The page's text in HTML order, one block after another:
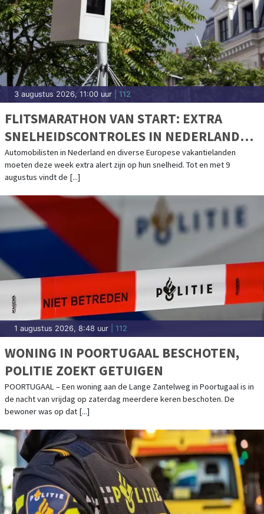
3 augustus 2026, 11:00 uur | 112
FLITSMARATHON VAN START: EXTRA
SNELHEIDSCONTROLES IN NEDERLAND
EN POPULAIRE VAKANTIELANDEN
Automobilisten in Nederland en diverse Europese vakantielanden
moeten deze week extra alert zijn op hun snelheid. Tot en met 9
augustus vindt de [...]
1 augustus 2026, 8:48 uur | 112
WONING IN POORTUGAAL BESCHOTEN,
POLITIE ZOEKT GETUIGEN
POORTUGAAL – Een woning aan de Lange Zantelweg in Poortugaal is in
de nacht van vrijdag op zaterdag meerdere keren beschoten. De
bewoner was op dat [...]